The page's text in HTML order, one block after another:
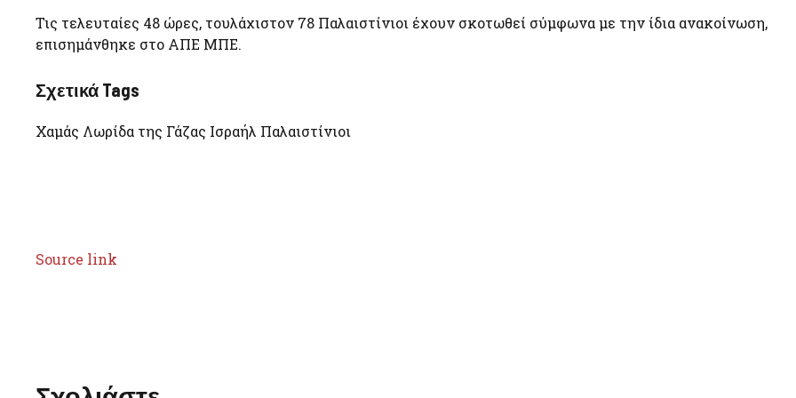
Τις τελευταίες 48 ώρες, τουλάχιστον 78 Παλαιστίνιοι έχουν σκοτωθεί σύμφωνα με την ίδια ανακοίνωση,
επισημάνθηκε στο ΑΠΕ ΜΠΕ.
Σχετικά Tags
Χαμάς Λωρίδα της Γάζας Ισραήλ Παλαιστίνιοι
Source link